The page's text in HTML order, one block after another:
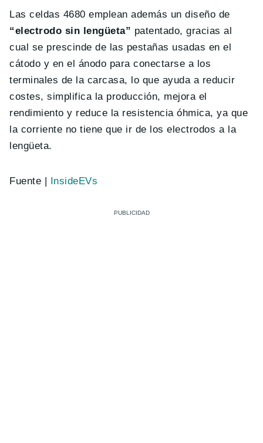
Las celdas 4680 emplean además un diseño de
“electrodo sin lengüeta” patentado, gracias al
cual se prescinde de las pestañas usadas en el
cátodo y en el ánodo para conectarse a los
terminales de la carcasa, lo que ayuda a reducir
costes, simplifica la producción, mejora el
rendimiento y reduce la resistencia óhmica, ya que
la corriente no tiene que ir de los electrodos a la
lengüeta.
Fuente | InsideEVs